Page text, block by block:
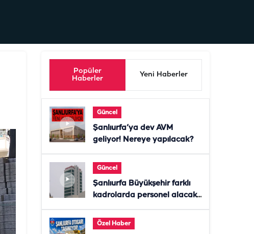
Popüler
Haberler
Yeni Haberler
Güncel
Şanlıurfa’ya dev AVM
geliyor! Nereye yapılacak?
Güncel
Şanlıurfa Büyükşehir farklı
kadrolarda personel alacak!
Özel Haber